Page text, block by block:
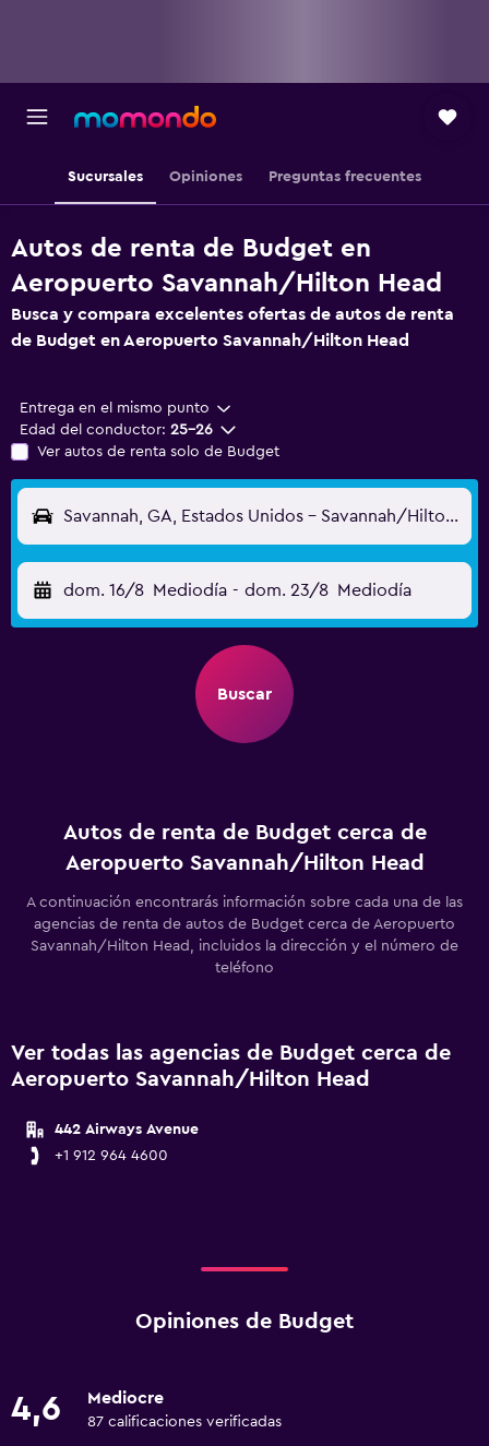
Sucursales Opiniones Preguntas frecuentes
Autos de renta de Budget en
Aeropuerto Savannah/Hilton Head
Busca y compara excelentes ofertas de autos de renta
de Budget en Aeropuerto Savannah/Hilton Head
Entrega en el mismo punto
Edad del conductor: 25-26
Ver autos de renta solo de Budget
Savannah, GA, Estados Unidos - Savannah/Hilton Head (SAV)
dom. 16/8 Mediodía - dom. 23/8 Mediodía
Buscar
Autos de renta de Budget cerca de
Aeropuerto Savannah/Hilton Head
A continuación encontrarás información sobre cada una de las
agencias de renta de autos de Budget cerca de Aeropuerto
Savannah/Hilton Head, incluidos la dirección y el número de
teléfono
Ver todas las agencias de Budget cerca de
Aeropuerto Savannah/Hilton Head
442 Airways Avenue
+1 912 964 4600
Opiniones de Budget
4,6 Mediocre
87 calificaciones verificadas